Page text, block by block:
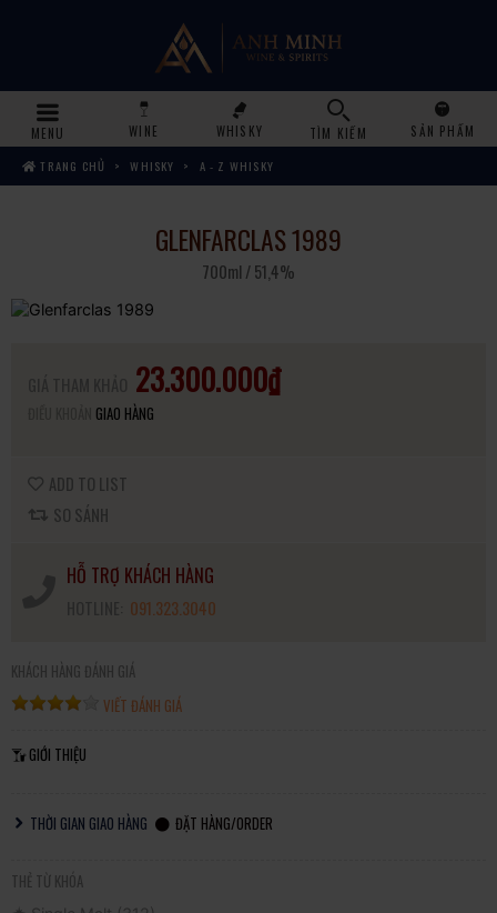
MENU WINE WHISKY TÌM KIẾM
SẢN PHẨM
TRANG CHỦ
WHISKY A - Z WHISKY
GLENFARCLAS 1989
700ml / 51,4%
23.300.000₫
GIAO HÀNG
ADD TO LIST
SO SÁNH
HỖ TRỢ KHÁCH HÀNG
091.323.3040
KHÁCH HÀNG ĐÁNH GIÁ
VIẾT ĐÁNH GIÁ
GIỚI THIỆU
THỜI GIAN GIAO HÀNG ĐẶT HÀNG/ORDER
THẺ TỪ KHÓA